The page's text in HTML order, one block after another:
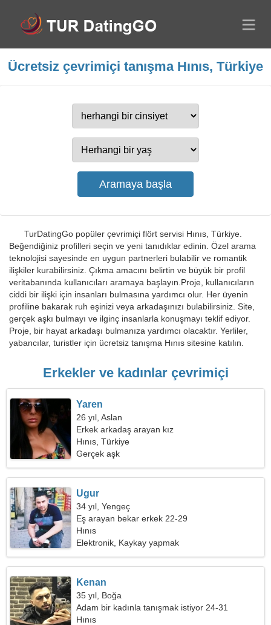
Ücretsiz çevrimiçi tanışma Hınıs, Türkiye
TurDatingGo popüler çevrimiçi flört servisi Hınıs, Türkiye.
Beğendiğiniz profilleri seçin ve yeni tanıdıklar edinin. Özel arama
teknolojisi sayesinde en uygun partnerleri bulabilir ve romantik
ilişkiler kurabilirsiniz. Çıkma amacını belirtin ve büyük bir profil
veritabanında kullanıcıları aramaya başlayın.Proje, kullanıcıların
ciddi bir ilişki için insanları bulmasına yardımcı olur. Her üyenin
profiline bakarak ruh eşinizi veya arkadaşınızı bulabilirsiniz. Site,
gerçek aşkı bulmayı ve ilginç insanlarla konuşmayı teklif ediyor.
Proje, bir hayat arkadaşı bulmanıza yardımcı olacaktır. Yerliler,
yabancılar, turistler için ücretsiz tanışma Hınıs sitesine katılın.
Erkekler ve kadınlar çevrimiçi
Yaren
26 yıl, Aslan
Erkek arkadaş arayan kız
Hınıs, Türkiye
Gerçek aşk
Ugur
34 yıl, Yengeç
Eş arayan bekar erkek 22-29
Hınıs
Elektronik, Kaykay yapmak
Kenan
35 yıl, Boğa
Adam bir kadınla tanışmak istiyor 24-31
Hınıs